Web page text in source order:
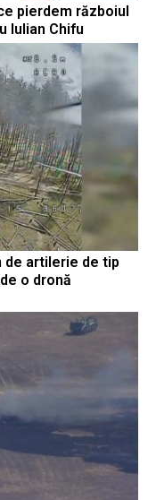
pierdem războiul
Iulian Chifu
de artilerie de tip
o dronă